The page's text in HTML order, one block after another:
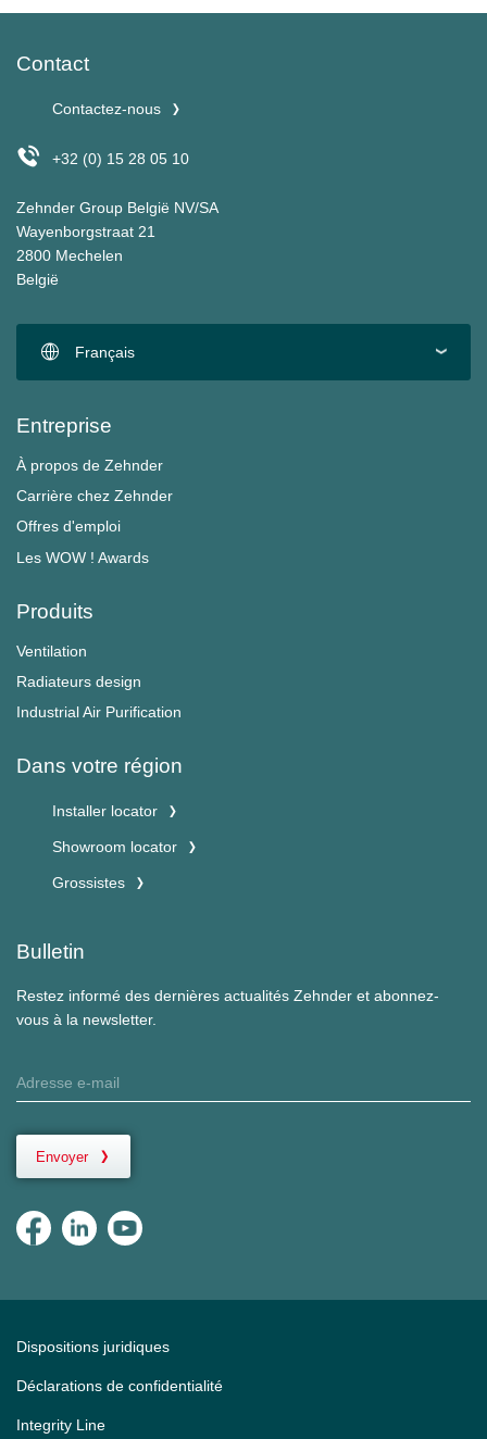
Contact
Contactez-nous
+32 (0) 15 28 05 10
Zehnder Group België NV/SA
Wayenborgstraat 21
2800 Mechelen
België
Français
Entreprise
À propos de Zehnder
Carrière chez Zehnder
Offres d'emploi
Les WOW ! Awards
Produits
Ventilation
Radiateurs design
Industrial Air Purification
Dans votre région
Installer locator
Showroom locator
Grossistes
Bulletin
Restez informé des dernières actualités Zehnder et abonnez-
vous à la newsletter.
Envoyer
Dispositions juridiques
Déclarations de confidentialité
Integrity Line